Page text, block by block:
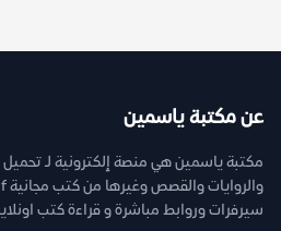
عن مكتبة ياسمين
مكتبة ياسمين هي منصة إلكترونية لـ تحميل
سيرفرات وروابط مباشرة و قراءة كتب